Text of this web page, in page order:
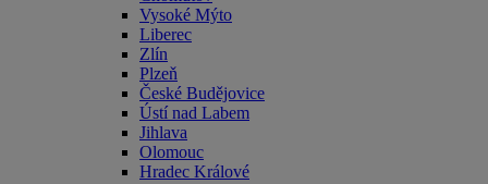
Vysoké Mýto
Liberec
Zlín
Plzeň
České Budějovice
Ústí nad Labem
Jihlava
Olomouc
Hradec Králové